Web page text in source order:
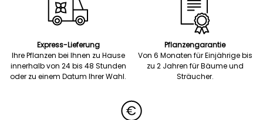
Express-Lieferung
Ihre Pflanzen bei Ihnen zu Hause
innerhalb von 24 bis 48 Stunden
oder zu einem Datum Ihrer Wahl.
Pflanzengarantie
Von 6 Monaten für Einjährige bis
zu 2 Jahren für Bäume und
Sträucher.